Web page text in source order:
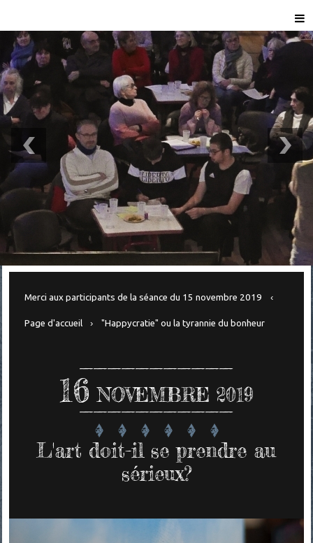
Merci aux participants de la séance du 15 novembre 2019
Page d'accueil "Happycratie" ou la tyrannie du bonheur
16 NOVEMBRE 2019
L'art doit-il se prendre au
sérieux?